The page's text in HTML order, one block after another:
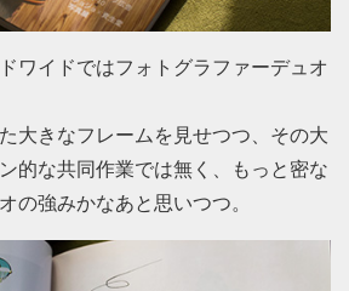
ワイドではフォトグラファーデュオ
大きなフレームを見せつつ、その大
的な共同作業では無く、もっと密な
の強みかなあと思いつつ。